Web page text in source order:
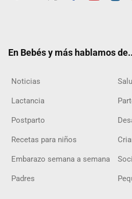
En Bebés y más hablamos
Noticias
Lactancia
Postparto
Recetas para niños
Embarazo semana a semana
Padres